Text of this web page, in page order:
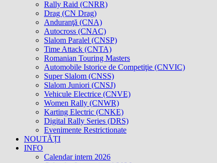
Rally Raid (CNRR)
Drag (CN Drag)
Anduranţă (CNA)
Autocross (CNAC)
Slalom Paralel (CNSP)
Time Attack (CNTA)
Romanian Touring Masters
Automobile Istorice de Competiţie (CNVIC)
Super Slalom (CNSS)
Slalom Juniori (CNSJ)
Vehicule Electrice (CNVE)
Women Rally (CNWR)
Karting Electric (CNKE)
Digital Rally Series (DRS)
Evenimente Restrictionate
NOUTĂȚI
INFO
Calendar intern 2026